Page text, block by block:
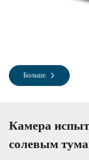
Больше.
Камера
солевым